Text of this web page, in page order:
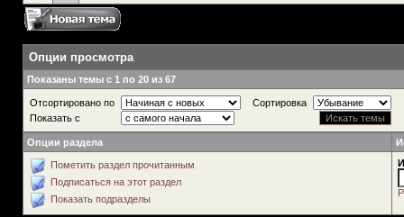
Опции просмотра
Показаны темы с 1 по 20 из 67
Отсортировано по
Сортировка
Показать с
Опции раздела
Пометить раздел прочитанным
Подписаться на этот раздел
Показать подразделы